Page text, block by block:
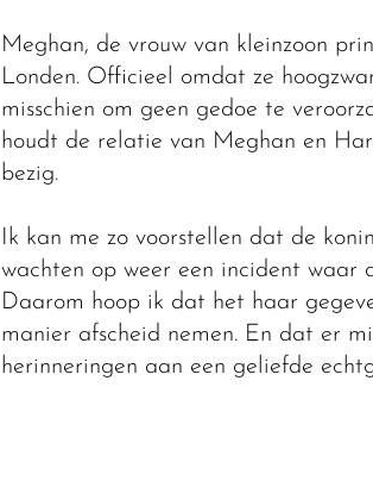
Meghan, de vrouw van kleinzoon
Londen. Officieel omdat ze
misschien om geen gedoe te
houdt de relatie van Meghan en
bezig.
Ik kan me zo voorstellen dat de
wachten op weer een incident waar
Daarom hoop ik dat het haar
manier afscheid nemen. En dat er
herinneringen aan een geliefde